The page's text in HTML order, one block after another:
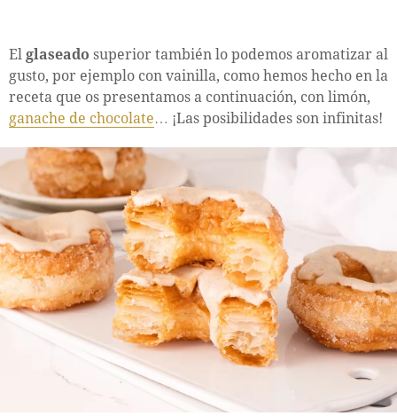
El glaseado superior también lo podemos aromatizar al
gusto, por ejemplo con vainilla, como hemos hecho en la
receta que os presentamos a continuación, con limón,
ganache de chocolate… ¡Las posibilidades son infinitas!